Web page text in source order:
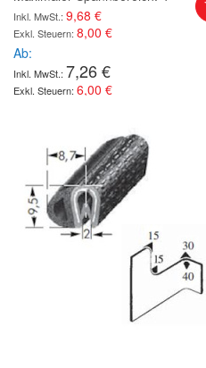
9,68 €
8,00 €
Ab
7,26 €
6,00 €